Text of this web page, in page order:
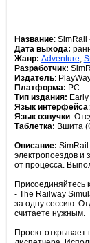
Название: SimRail
Дата выхода:
Жанр: Adventure,
Разработчик:
Издатель:
Платформа: PC
Тип издания:
Язык интерфейса
Язык озвучки:
Таблетка: Вшита
Описание:
электропоездов и
от процесса.
Присоединяйтесь
- The Railway
за одну сессию.
считаете нужным.
Проект открывает